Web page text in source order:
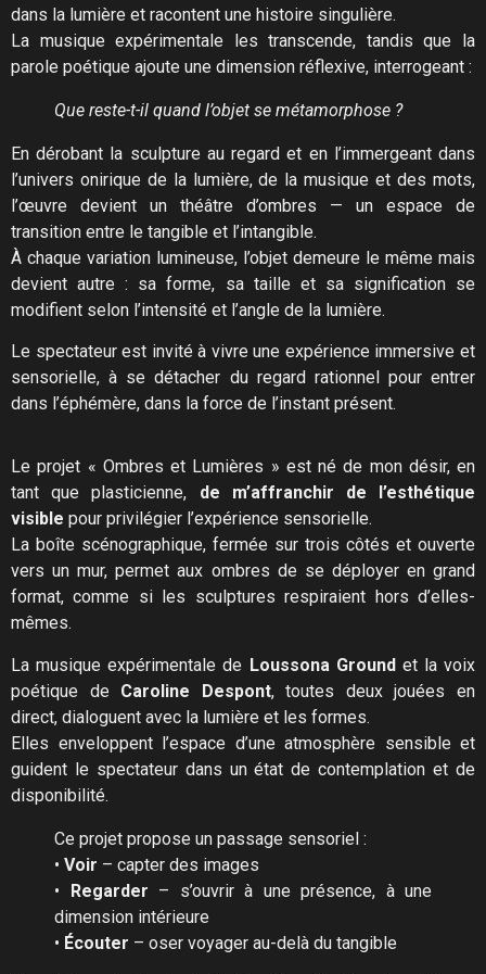
dans la lumière et racontent une histoire singulière.
La musique expérimentale les transcende, tandis que la
parole poétique ajoute une dimension réflexive, interrogeant :
Que reste-t-il quand l’objet se métamorphose ?
En dérobant la sculpture au regard et en l’immergeant dans
l’univers onirique de la lumière, de la musique et des mots,
l’œuvre devient un théâtre d’ombres — un espace de
transition entre le tangible et l’intangible.
À chaque variation lumineuse, l’objet demeure le même mais
devient autre : sa forme, sa taille et sa signification se
modifient selon l’intensité et l’angle de la lumière.
Le spectateur est invité à vivre une expérience immersive et
sensorielle, à se détacher du regard rationnel pour entrer
dans l’éphémère, dans la force de l’instant présent.
Le projet « Ombres et Lumières » est né de mon désir, en
tant que plasticienne, de m’affranchir de l’esthétique
visible pour privilégier l’expérience sensorielle.
La boîte scénographique, fermée sur trois côtés et ouverte
vers un mur, permet aux ombres de se déployer en grand
format, comme si les sculptures respiraient hors d’elles-
mêmes.
La musique expérimentale de Loussona Groundet la voix
poétique de Caroline Despont, toutes deux jouées en
direct, dialoguent avec la lumière et les formes.
Elles enveloppent l’espace d’une atmosphère sensible et
guident le spectateur dans un état de contemplation et de
disponibilité.
Ce projet propose un passage sensoriel :
• Voir – capter des images
• Regarder – s’ouvrir à une présence, à une
dimension intérieure
• Écouter – oser voyager au-delà du tangible